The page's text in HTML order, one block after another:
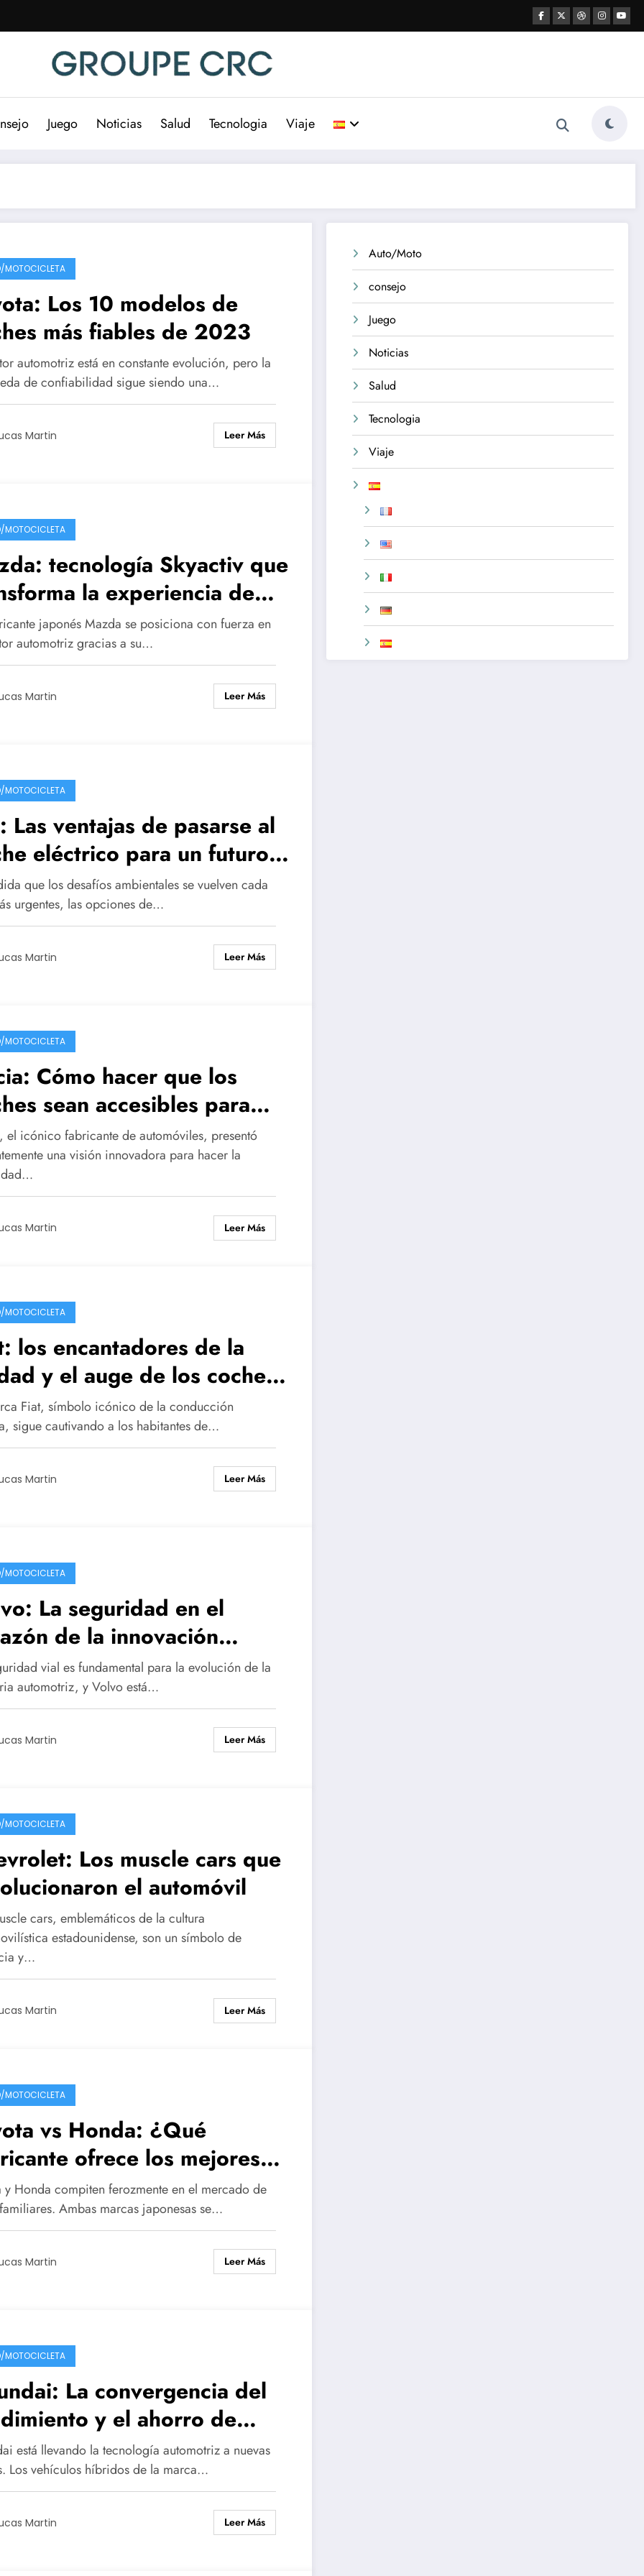
Juego Noticias Salud Tecnologia Viaje
MOTOCICLETA
Los 10 modelos de
más fiables de 2023
automotriz está en constante evolución, pero la
de confiabilidad sigue siendo una…
Martin Leer Más
MOTOCICLETA
tecnología Skyactiv que
la experiencia de
japonés Mazda se posiciona con fuerza en
automotriz gracias a su…
Martin Leer Más
MOTOCICLETA
Las ventajas de pasarse al
eléctrico para un futuro
que los desafíos ambientales se vuelven cada
urgentes, las opciones de…
Martin Leer Más
MOTOCICLETA
Cómo hacer que los
sean accesibles para
con soluciones
el icónico fabricante de automóviles, presentó
una visión innovadora para hacer la
Martin Leer Más
MOTOCICLETA
los encantadores de la
y el auge de los coches
Fiat, símbolo icónico de la conducción
sigue cautivando a los habitantes de…
Martin Leer Más
MOTOCICLETA
La seguridad en el
de la innovación
vial es fundamental para la evolución de la
automotriz, y Volvo está…
Martin Leer Más
MOTOCICLETA
Los muscle cars que
el automóvil
cars, emblemáticos de la cultura
estadounidense, son un símbolo de
y…
Martin Leer Más
MOTOCICLETA
vs Honda: ¿Qué
ofrece los mejores
familiares para tu
y Honda compiten ferozmente en el mercado de
Ambas marcas japonesas se…
Martin Leer Más
MOTOCICLETA
La convergencia del
y el ahorro de
está llevando la tecnología automotriz a nuevas
Los vehículos híbridos de la marca…
Martin Leer Más
Auto/Moto
consejo
Juego
Noticias
Salud
Tecnologia
Viaje